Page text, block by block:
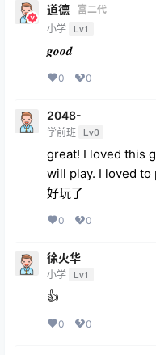
道德
富二代
小学 Lv1
𝒈𝒐𝒐𝒅
0 0
2048-
学前班 Lv0
great! I loved this
will play. I loved to
好玩了
0 0
徐火华
小学 Lv1
👍
0 0